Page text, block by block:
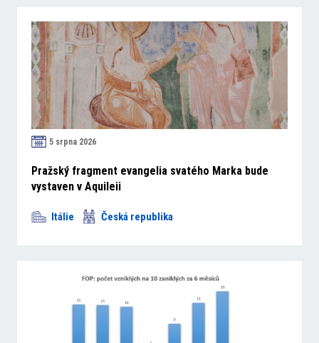
5 srpna 2026
Pražský fragment evangelia svatého Marka bude
vystaven v Aquileii
Itálie Česká republika